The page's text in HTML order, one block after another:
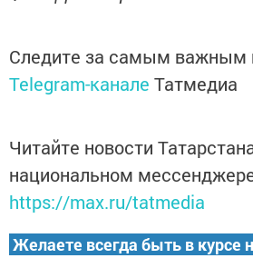
Следите за самым важным
Telegram-канале Татмедиа
Читайте новости
национальном
https://max.ru/tatmedia
Желаете всегда быть в курсе